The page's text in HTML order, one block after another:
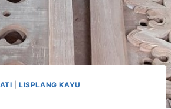
|LISPLANG KAYU